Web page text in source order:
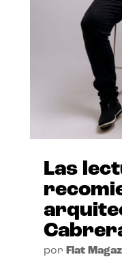
Las
por Flat